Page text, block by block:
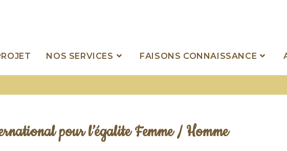
NOS SERVICES FAISONS CONNAISSANCE
pour l’égalite Femme / Homme